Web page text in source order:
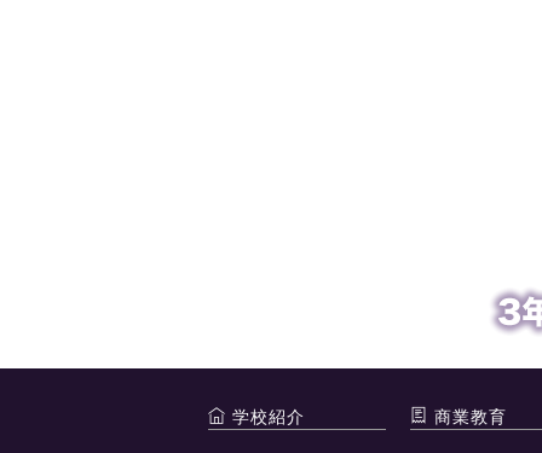
学校紹介 商業教育